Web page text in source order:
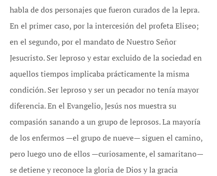
habla de dos personajes que fueron curados de la lepra.
En el primer caso, por la intercesión del profeta Eliseo;
en el segundo, por el mandato de Nuestro Señor
Jesucristo. Ser leproso y estar excluido de la sociedad en
aquellos tiempos implicaba prácticamente la misma
condición. Ser leproso y ser un pecador no tenía mayor
diferencia. En el Evangelio, Jesús nos muestra su
compasión sanando a un grupo de leprosos. La mayoría
de los enfermos —el grupo de nueve— siguen el camino,
pero luego uno de ellos —curiosamente, el samaritano—
se detiene y reconoce la gloria de Dios y la gracia